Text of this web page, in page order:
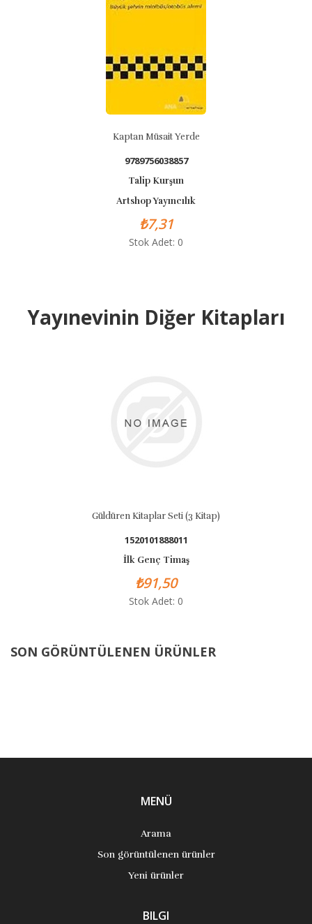
Kaptan Müsait Yerde
Artshop Yayıncılık
Yayınevinin Diğer Kitapları
Güldüren Kitaplar Seti (3 Kitap)
1520101888011
İlk Genç Timaş
Stok Adet: 0
SON GÖRÜNTÜLENEN ÜRÜNLER
MENÜ
Arama
Son görüntülenen ürünler
Yeni ürünler
BILGI